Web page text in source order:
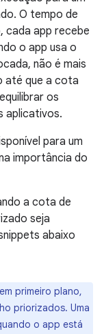
O tempo de
cada app recebe
o app usa o
não é mais
até que a cota
os
aplicativos.
para um
importância do
a cota de
seja
abaixo
primeiro plano,
priorizados. Uma
o app está